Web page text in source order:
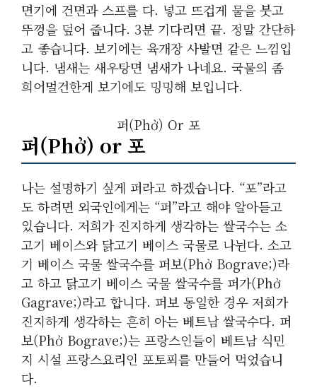
면기에 건면과 스프를 다. 넣고 뜨겁게 물을 붓고
뚜껑을 덮어 줍니다. 3분 기다리면 끝. 정말 간단하
고 좋습니다. 보기에는 육개장 사발면 같은 느낌입
니다. 냄새는 새우탕면 냄새가 나네요. 국물의 좀
희어멀건한게 보기에도 밍밍해 보입니다.
퍼(Phở) Or 포
퍼(Phở) or 포
나는 설명하기 싶게 퍼라고 하겠습니다. “포”라고
도 하려면 외국인에게는 “퍼”라고 해야 알아듣고
있습니다. 저희가 진지하게 생각하는 쌀국수는 소
고기 베이스와 닭고기 베이스 국물로 나뉜다. 소고
기 베이스 국물 쌀국수를 퍼보(Phở Bograve;)라
고 하고 닭고기 베이스 국물 쌀국수를 퍼가(Phở
Gagrave;)라고 합니다. 퍼보 동일한 경우 저희가
진지하게 생각하는 흔히 아는 베트남 쌀국수다. 퍼
보(Phở Bograve;)는 프랑스인들이 베트남 식민
지 시설 프랑스요리인 포토푀를 만들어 먹었습니
다.